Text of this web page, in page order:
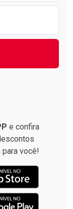
e confira
você!